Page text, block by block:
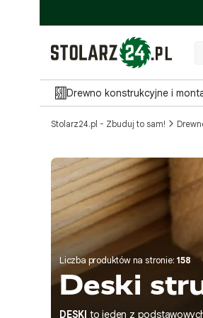
Drewno konstrukcyjne i
Stolarz24.pl - Zbuduj to sam!
Liczba produktów na stronie: 158
Deski
DESKI to jeden z